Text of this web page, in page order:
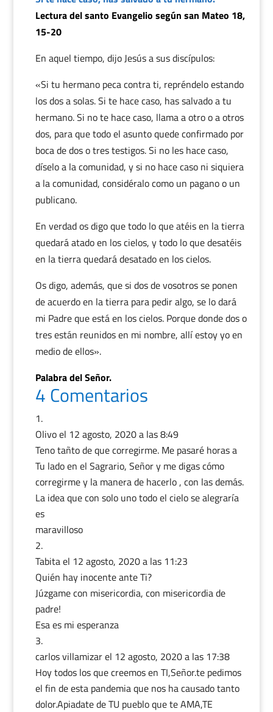
Lectura del santo Evangelio según san Mateo 18,
15-20
En aquel tiempo, dijo Jesús a sus discípulos:
«Si tu hermano peca contra ti, repréndelo estando
los dos a solas. Si te hace caso, has salvado a tu
hermano. Si no te hace caso, llama a otro o a otros
dos, para que todo el asunto quede confirmado por
boca de dos o tres testigos. Si no les hace caso,
díselo a la comunidad, y si no hace caso ni siquiera
a la comunidad, considéralo como un pagano o un
publicano.
En verdad os digo que todo lo que atéis en la tierra
quedará atado en los cielos, y todo lo que desatéis
en la tierra quedará desatado en los cielos.
Os digo, además, que si dos de vosotros se ponen
de acuerdo en la tierra para pedir algo, se lo dará
mi Padre que está en los cielos. Porque donde dos o
tres están reunidos en mi nombre, allí estoy yo en
medio de ellos».
Palabra del Señor.
4 Comentarios
Olivoel 12 agosto, 2020 a las 8:49
Teno tañto de que corregirme. Me pasaré horas a
Tu lado en el Sagrario, Señor y me digas cómo
corregirme y la manera de hacerlo , con las demás.
La idea que con solo uno todo el cielo se alegraría
es
maravilloso
Tabitael 12 agosto, 2020 a las 11:23
Quién hay inocente ante Ti?
Júzgame con misericordia, con misericordia de
padre!
Esa es mi esperanza
carlos villamizarel 12 agosto, 2020 a las 17:38
Hoy todos los que creemos en TI,Señor.te pedimos
el fin de esta pandemia que nos ha causado tanto
dolor.Apiadate de TU pueblo que te AMA,TE